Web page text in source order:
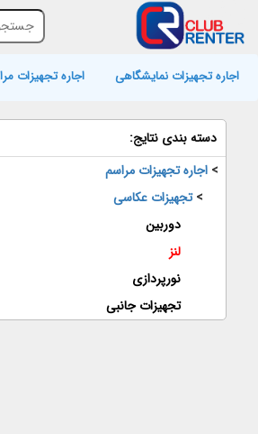
اجاره تجهیزات نمایشگاهی اجاره تجهیزات
دسته بندی نتایج:
> اجاره تجهیزات مراسم
>تجهیزات عکاسی
دوربین
لنز
نورپردازی
تجهیزات جانبی